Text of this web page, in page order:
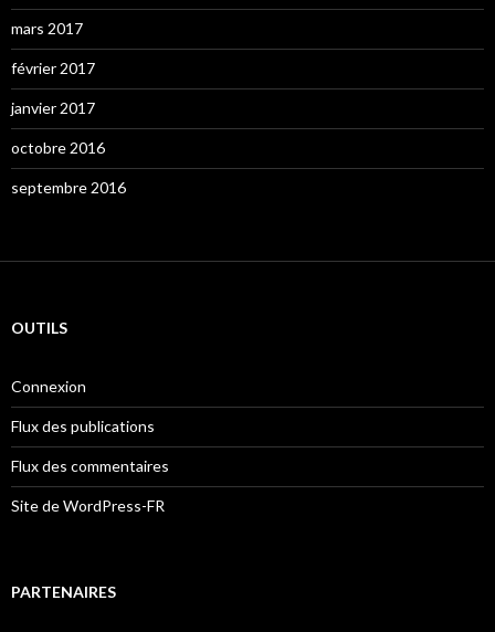
mars 2017
février 2017
janvier 2017
octobre 2016
septembre 2016
OUTILS
Connexion
Flux des publications
Flux des commentaires
Site de WordPress-FR
PARTENAIRES